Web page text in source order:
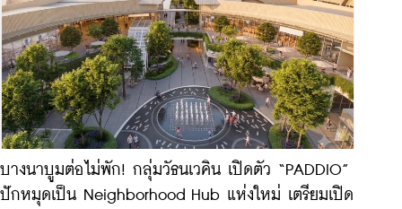
บางนาบูมต่อไม่พัก! กลุ่มวัธนเวคิน เปิดตัว “PADDIO”
ปักหมุดเป็น Neighborhood Hub แห่งใหม่ เตรียมเปิด